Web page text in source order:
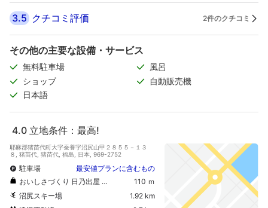
3.5 クチコミ評価 2件のクチコミ
その他の主要な設備・サービス
無料駐車場
風呂
ショップ
自動販売機
日本語
4.0 立地条件：最高!
耶麻郡猪苗代町大字蚕養字沼尻山甲２８５５－１３
８, 猪苗代, 猪苗代, 福島, 日本, 969-2752
駐車場
最安値プランに含むもの
おいしさづくり 日乃出屋 和菓子舗
110 ｍ
沼尻スキー場
1.92 km